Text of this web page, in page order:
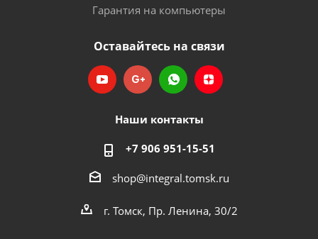
Гарантия на компьютеры
Оставайтесь на связи
Наши контакты
+7 906 951-15-51
shop@integral.tomsk.ru
г. Томск, Пр. Ленина, 30/2